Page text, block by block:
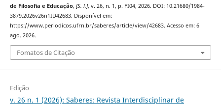
de Filosofia e Educação, [S. l.], v. 26, n. 1, p. FI04, 2026. DOI: 10.21680/1984-
3879.2026v26n1ID42683. Disponível em:
https://www.periodicos.ufrn.br/saberes/article/view/42683. Acesso em: 6
ago. 2026.
Fomatos de Citação
Edição
v. 26 n. 1 (2026): Saberes: Revista Interdisciplinar de